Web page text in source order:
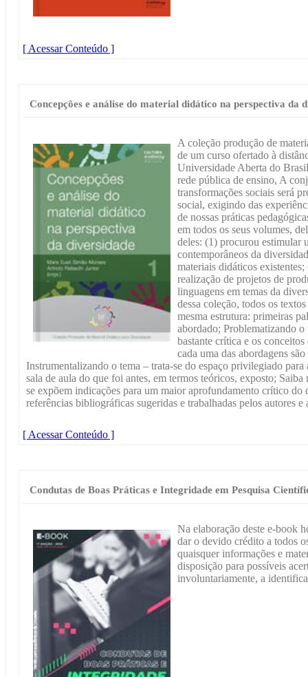
[ Acessar Conteúdo ]
Concepções e análise do material didático na perspectiva da
A coleção produção de
de um curso ofertado à
Universidade Aberta do
rede pública de ensino, A
transformações sociais será
social, exigindo das
de nossas práticas
em todos os seus volumes,
deles: (1) procurou estimular
contemporâneos da
materiais didáticos
realização de projetos de
linguagens em temas da
dessa coleção, todos os
mesma estrutura: primeiras
abordado; Problematizando o
bastante crítica e os
cada uma das abordagens
Instrumentalizando o tema – trata-se do espaço privilegiado
sala de aula do que foi antes, em termos teóricos, exposto;
se expõem indicações para um maior aprofundamento crítico do
referências bibliográficas sugeridas e trabalhadas pelos autores e
[ Acessar Conteúdo ]
Condutas de Boas Práticas e Integridade em Pesquisa
Na elaboração deste e-book
dar o devido crédito a todos
quaisquer informações e
disposição para possíveis
involuntariamente, a